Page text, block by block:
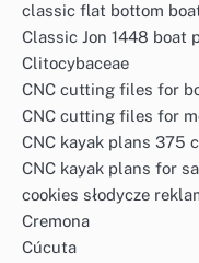
classic flat bottom
Classic Jon 1448 boat
Clitocybaceae
CNC cutting files for
CNC cutting files for
CNC kayak plans 375
CNC kayak plans for
cookies słodycze
Cremona
Cúcuta